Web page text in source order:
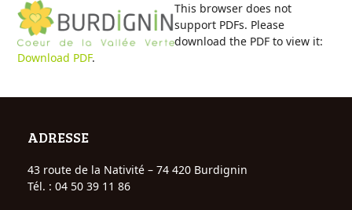
Skip
content
Open
mobile
menu
Close
mobile
menu
This browser does not
support PDFs. Please
download the PDF to view it:
Download PDF.
ADRESSE
43 route de la Nativité – 74 420 Burdignin
Tél. : 04 50 39 11 86